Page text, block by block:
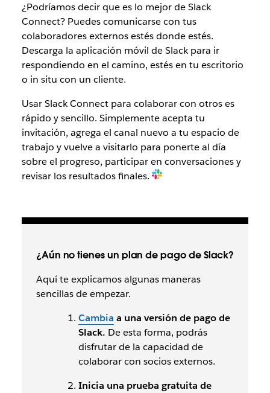
¿Podríamos decir que es lo mejor de Slack
Connect? Puedes comunicarse con tus
colaboradores externos estés donde estés.
Descarga la aplicación móvil de Slack para ir
respondiendo en el camino, estés en tu escritorio
o in situ con un cliente.
Usar Slack Connect para colaborar con otros es
rápido y sencillo. Simplemente acepta tu
invitación, agrega el canal nuevo a tu espacio de
trabajo y vuelve a visitarlo para ponerte al día
sobre el progreso, participar en conversaciones y
revisar los resultados finales.
¿Aún no tienes un plan de pago de Slack?
Aquí te explicamos algunas maneras
sencillas de empezar.
Cambia a una versión de pago de
Slack. De esta forma, podrás
disfrutar de la capacidad de
colaborar con socios externos.
Inicia una prueba gratuita de